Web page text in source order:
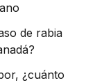
de rabia
¿cuánto